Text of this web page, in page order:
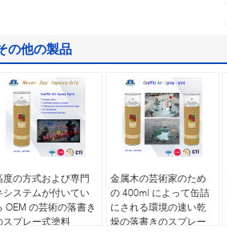
の他の製品
度の方式および専門
システムが付いてい
OEM の芸術の落書き
スプレー式塗料
金属木の芸術家のため
の 400ml によって缶詰
にされる環境の速い乾
燥の落書きのスプレー